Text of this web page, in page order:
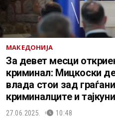
МАКЕДОНИЈА
За девет месци
криминал: Мицкоски
влада стои зад
криминалците и
27.06.2025. 10:48